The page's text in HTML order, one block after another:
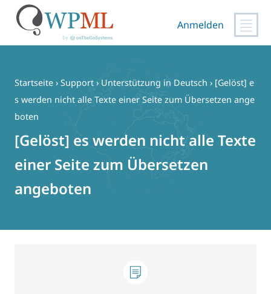
springen
Anmelden
Startseite › Support › Unterstützung in Deutsch › [Gelöst] e
s werden nicht alle Texte einer Seite zum Übersetzen ange
boten
[Gelöst] es werden nicht alle Texte
einer Seite zum Übersetzen
angeboten